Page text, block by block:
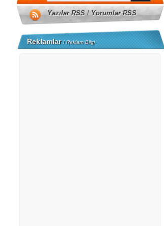
Yazılar RSS/Yorumlar RSS
Reklamlar/Reklam Bilgi